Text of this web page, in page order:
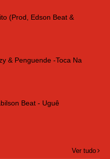
(Prod, Edson Beat &
& Penguende -Toca Na
Beat - Uguê
Ver tudo